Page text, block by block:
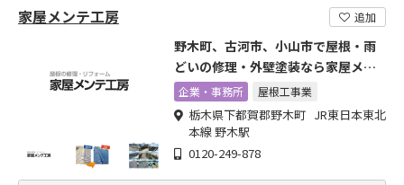
家屋メンテ工房 追加
野木町、古河市、小山市で屋根・雨
どいの修理・外壁塗装なら家屋メン
テ工房へ!
企業・事務所 屋根工事業
栃木県下都賀郡野木町 JR東日本東北
本線 野木駅
0120-249-878